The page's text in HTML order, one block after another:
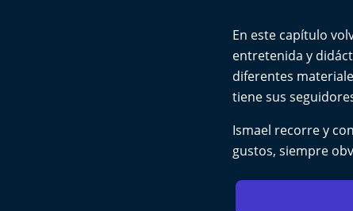
En este capítulo
entretenida y
diferentes
tiene sus
Ismael recorre y
gustos, siempre